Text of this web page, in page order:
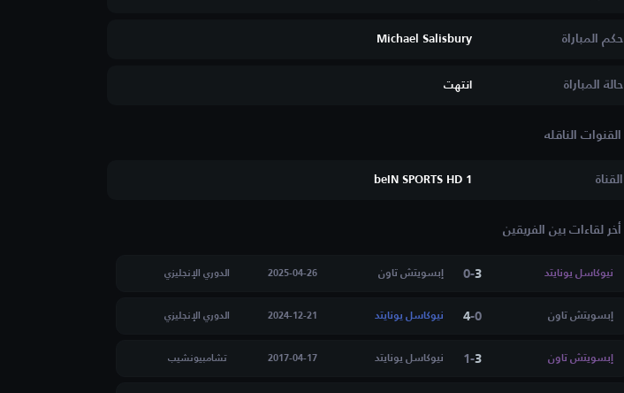
حكم المباراة Michael Salisbury
حالة المباراة انتهت
القناة beIN SPORTS HD 1
أخر لقاءات بين الفريقين
نيوكاسل يونايتد 3
-
0 إبسويتش تاون 2025-04-26 الدوري الإنجليزي
إبسويتش تاون 0
-
4 نيوكاسل يونايتد 2024-12-21 الدوري الإنجليزي
إبسويتش تاون 3
-
1 نيوكاسل يونايتد 2017-04-17 تشامبيونشيب